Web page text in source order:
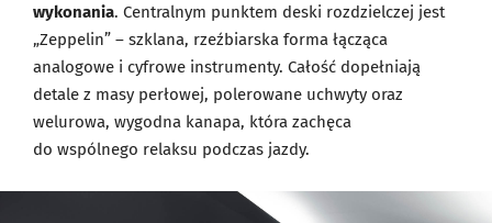
wykonania. Centralnym punktem deski rozdzielczej jest
„Zeppelin” – szklana, rzeźbiarska forma łącząca
analogowe i cyfrowe instrumenty. Całość dopełniają
detale z masy perłowej, polerowane uchwyty oraz
welurowa, wygodna kanapa, która zachęca
do wspólnego relaksu podczas jazdy.